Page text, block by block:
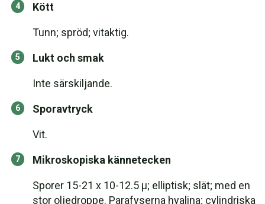
Kött
Tunn; spröd; vitaktig.
Lukt och smak
Inte särskiljande.
Sporavtryck
Vit.
Mikroskopiska kännetecken
Sporer 15-21 x 10-12.5 µ; elliptisk; slät; med en
stor oljedroppe. Parafyserna hyalina; cylindriska